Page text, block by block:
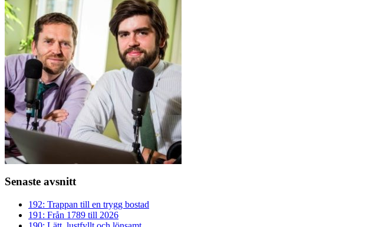
Senaste avsnitt
192: Trappan till en trygg bostad
191: Från 1789 till 2026